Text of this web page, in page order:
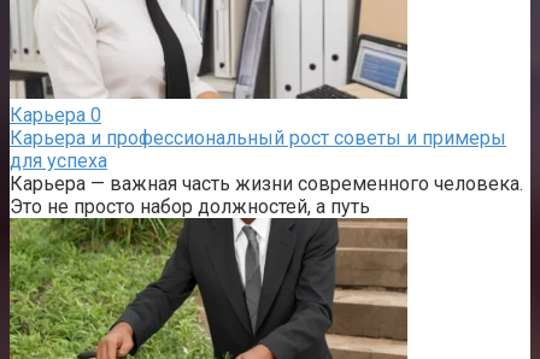
Карьера 0
Карьера и профессиональный рост советы и примеры
для успеха
Карьера — важная часть жизни современного человека.
Это не просто набор должностей, а путь